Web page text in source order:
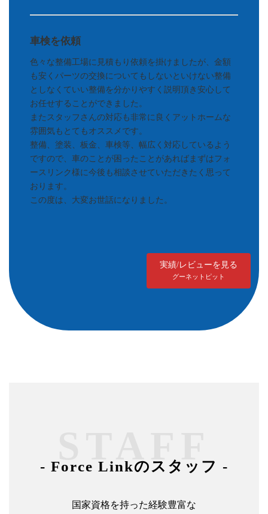
車検を依頼
色々な整備工場に見積もり依頼を掛けましたが、金額
も安くパーツの交換についてもしないといけない整備
としなくていい整備を分かりやすく説明頂き安心して
お任せすることができました。
またスタッフさんの対応も非常に良くアットホームな
雰囲気もとてもオススメです。
整備、塗装、板金、車検等、幅広く対応しているよう
ですので、車のことが困ったことがあればまずはフォ
ースリンク様に今後も相談させていただきたく思って
おります。
この度は、大変お世話になりました。
実績/レビューを見る
グーネットピット
- Force Linkのスタッフ -
国家資格を持った経験豊富な